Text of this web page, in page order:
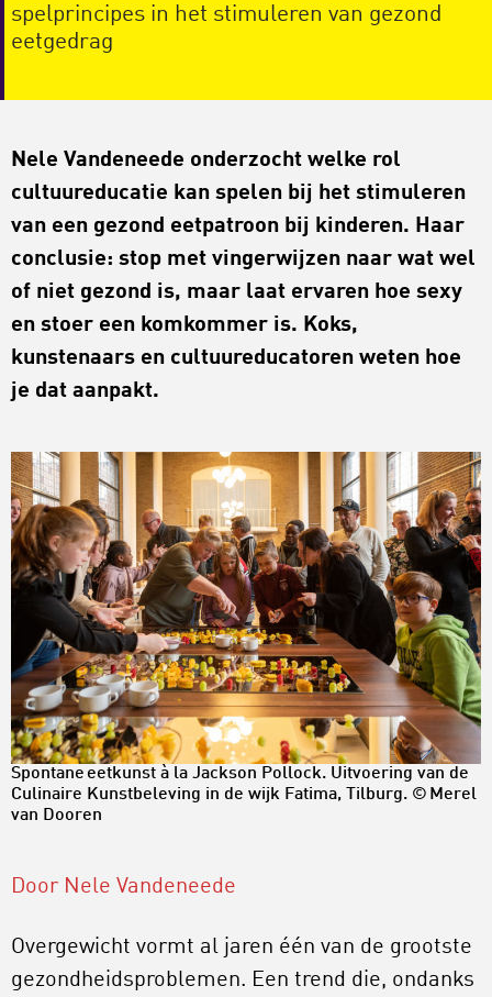
spelprincipes in het stimuleren van gezond
eetgedrag
Nele Vandeneede onderzocht welke rol
cultuureducatie kan spelen bij het stimuleren
van een gezond eetpatroon bij kinderen. Haar
conclusie: stop met vingerwijzen naar wat wel
of niet gezond is, maar laat ervaren hoe sexy
en stoer een komkommer is. Koks,
kunstenaars en cultuureducatoren weten hoe
je dat aanpakt.
Spontane eetkunst à la Jackson Pollock. Uitvoering van de
Culinaire Kunstbeleving in de wijk Fatima, Tilburg. © Merel
van Dooren
Door Nele Vandeneede
Overgewicht vormt al jaren één van de grootste
gezondheidsproblemen. Een trend die, ondanks